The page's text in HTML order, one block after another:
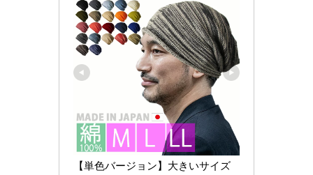
【単色バージョン】大きいサイズ